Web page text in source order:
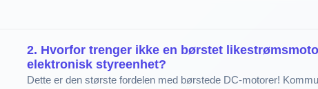
2. Hvorfor trenger ikke en børstet
elektronisk styreenhet?
Dette er den største fordelen med børstede DC-motorer!